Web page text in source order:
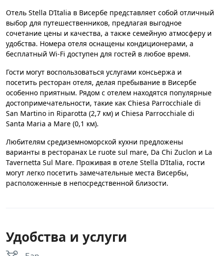
Отель Stella D’Italia в Висербе представляет собой отличный
выбор для путешественников, предлагая выгодное
сочетание цены и качества, а также семейную атмосферу и
удобства. Номера отеля оснащены кондиционерами, а
бесплатный Wi-Fi доступен для гостей в любое время.
Гости могут воспользоваться услугами консьержа и
посетить ресторан отеля, делая пребывание в Висербе
особенно приятным. Рядом с отелем находятся популярные
достопримечательности, такие как Chiesa Parrocchiale di
San Martino in Riparotta (2,7 км) и Chiesa Parrocchiale di
Santa Maria a Mare (0,1 км).
Любителям средиземноморской кухни предложены
варианты в ресторанах Le ruote sul mare, Da Chi Zuclon и La
Tavernetta Sul Mare. Проживая в отеле Stella D’Italia, гости
могут легко посетить замечательные места Висербы,
расположенные в непосредственной близости.
Удобства и услуги